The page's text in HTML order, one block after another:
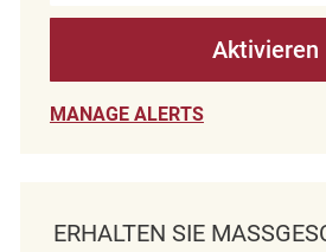
Aktivieren
MANAGE ALERTS
ERHALTEN SIE